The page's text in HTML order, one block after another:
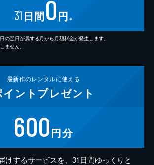
31 日間0円 ※
の翌日が属する月から月額料金が発生します。
ません。
最新作のレンタルに使える
イント プレゼント
600円分
けするサービスを、31日間ゆっくりと